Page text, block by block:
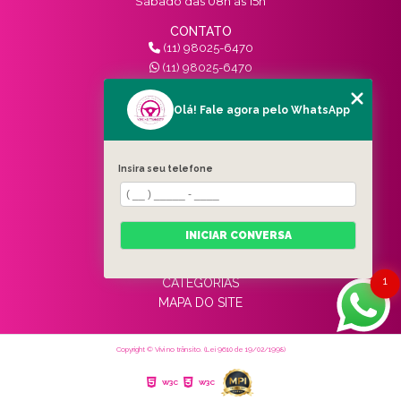
CONTATO
(11) 98025-6470
(11) 98025-6470
contato@vivinotransito.com.br
SIGA-NOS!
MENU
HOME
QUEM SOMOS
SERVIÇOS
BLOG
CATEGORIAS
MAPA DO SITE
Copyright © Vivi no trânsito. (Lei 9610 de 19/02/1998)
W3C W3C
1
Olá! Fale agora pelo WhatsApp
Insira seu telefone
INICIAR CONVERSA